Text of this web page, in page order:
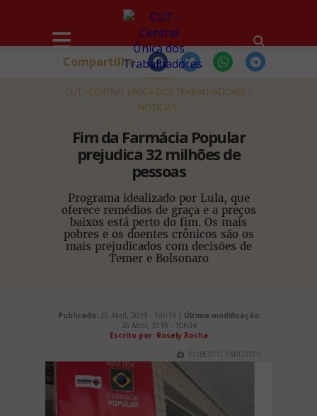
HOME
CUT - CENTRAL ÚNICA DOS TRABALHADORES
NOTÍCIAS
Fim da Farmácia Popular
prejudica 32 milhões de
pessoas
Programa idealizado por Lula, que
oferece remédios de graça e a preços
baixos está perto do fim. Os mais
pobres e os doentes crônicos são os
mais prejudicados com decisões de
Temer e Bolsonaro
Compartilhe
Publicado: 26 Abril, 2019 - 10h13 | Última modificação:
26 Abril, 2019 - 10h34
Escrito por: Rosely Rocha
ROBERTO PARIZOTTI